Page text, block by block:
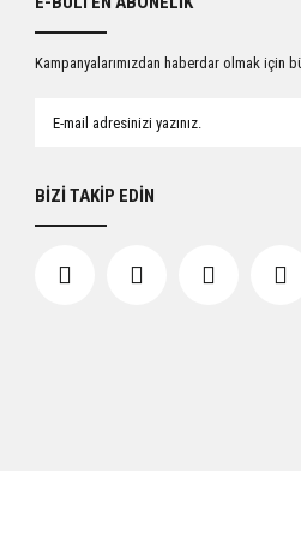
Kampanyalarımızdan haberdar olmak için
BİZİ TAKİP EDİN